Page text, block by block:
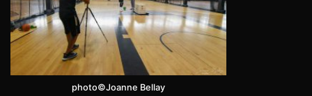
photo©Joanne Bellay